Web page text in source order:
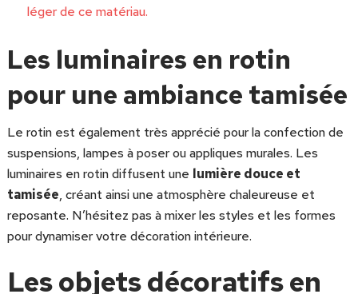
léger de ce matériau.
Les luminaires en rotin
pour une ambiance tamisée
Le rotin est également très apprécié pour la confection de
suspensions, lampes à poser ou appliques murales. Les
luminaires en rotin diffusent une lumière douce et
tamisée, créant ainsi une atmosphère chaleureuse et
reposante. N’hésitez pas à mixer les styles et les formes
pour dynamiser votre décoration intérieure.
Les objets décoratifs en